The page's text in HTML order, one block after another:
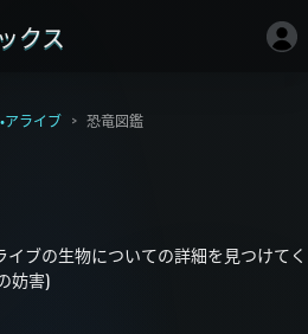
クス
アライブ 恐竜図鑑
イブの生物についての詳細を見つけてく
妨害)